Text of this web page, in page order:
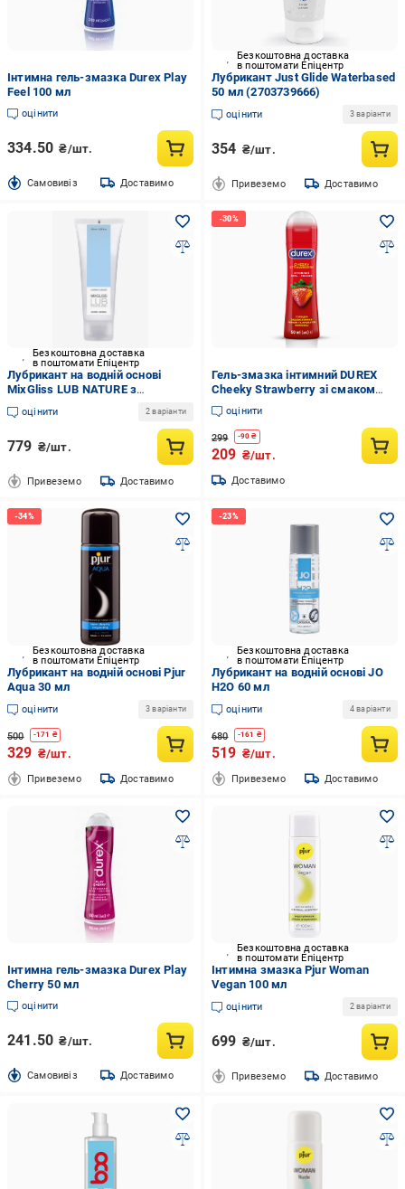
Інтимна гель-змазка Durex Play
Feel 100 мл
оцінити
334.50 ₴/шт.
Cамовивіз Доставимо
Безкоштовна доставка
в поштомати Епіцентр
Лубрикант Just Glide Waterbased
50 мл (2703739666)
оцінити 3 варіанти
354 ₴/шт.
Привеземо Доставимо
Безкоштовна доставка
в поштомати Епіцентр
Лубрикант на водній основі
MixGliss LUB NATURE з
алантоїном і екстрактом алое
150 мл (2179335070)
оцінити 2 варіанти
779 ₴/шт.
Привеземо Доставимо
Гель-змазка інтимний DUREX
Cheeky Strawberry зі смаком
полуниці
оцінити
299 -90 ₴
209 ₴/шт.
Доставимо
Безкоштовна доставка
в поштомати Епіцентр
Лубрикант на водній основі Pjur
Aqua 30 мл
оцінити 3 варіанти
500 -171 ₴
329 ₴/шт.
Привеземо Доставимо
Безкоштовна доставка
в поштомати Епіцентр
Лубрикант на водній основі JO
H2O 60 мл
оцінити 4 варіанти
680 -161 ₴
519 ₴/шт.
Привеземо Доставимо
Інтимна гель-змазка Durex Play
Cherry 50 мл
оцінити
241.50 ₴/шт.
Cамовивіз Доставимо
Безкоштовна доставка
в поштомати Епіцентр
Інтимна змазка Pjur Woman
Vegan 100 мл
оцінити 2 варіанти
699 ₴/шт.
Привеземо Доставимо